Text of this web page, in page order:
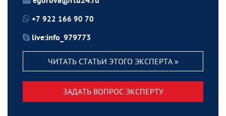
+7 922 166 90 70
live:info_979773
ЧИТАТЬ СТАТЬИ ЭТОГО ЭКСПЕРТА »
ЗАДАТЬ ВОПРОС ЭКСПЕРТУ